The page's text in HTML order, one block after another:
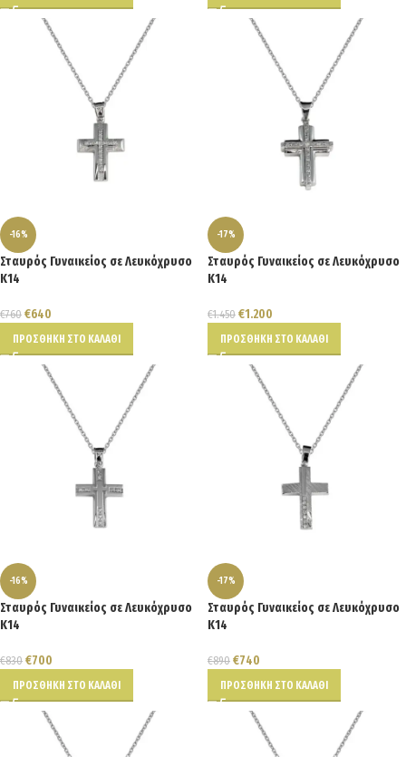
-16%
Σταυρός Γυναικείος σε Λευκόχρυσο
Κ14
€760 €640
ΠΡΟΣΘΉΚΗ ΣΤΟ ΚΑΛΆΘΙ
-17%
Σταυρός Γυναικείος σε Λευκόχρυσο
Κ14
€1.450 €1.200
ΠΡΟΣΘΉΚΗ ΣΤΟ ΚΑΛΆΘΙ
-16%
Σταυρός Γυναικείος σε Λευκόχρυσο
Κ14
€830 €700
ΠΡΟΣΘΉΚΗ ΣΤΟ ΚΑΛΆΘΙ
-17%
Σταυρός Γυναικείος σε Λευκόχρυσο
Κ14
€890 €740
ΠΡΟΣΘΉΚΗ ΣΤΟ ΚΑΛΆΘΙ